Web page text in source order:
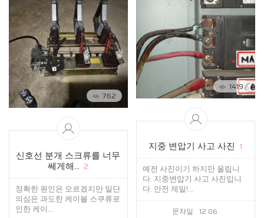
762
1419
지중 변압기 사고 사진 1
예전 사진이기 하지만 올립니
다. 지중변압기 사고 사진입니
다. 안전 제일!...
문챠일 12.06.
신호선 분개 스크류를 너무
쎄게해... 2
정확한 원인은 모르겠지만 일단
의심은 과도한 케이블 스쿠류로
인한 케이...